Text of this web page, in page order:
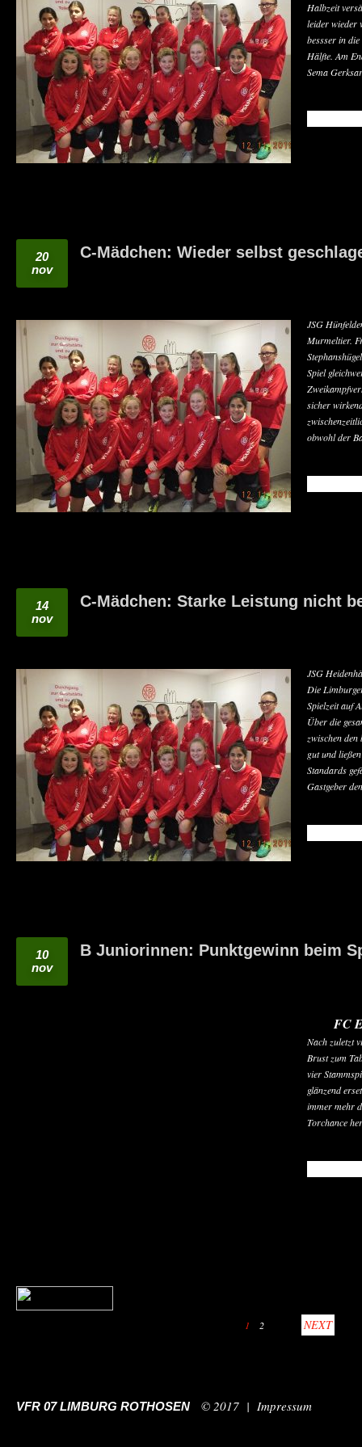
Halbzeit
leider wieder
bessser in
Hälfte. Am
Sema
20
nov
C-Mädchen: Wieder selbst
JSG
Murmeltier.
Spiel
sicher
obwohl der
14
nov
C-Mädchen: Starke Leistung nicht
JSG
Die
Spielzeit auf
Über die
zwischen
gut und
Standards
Gastgeber den
10
nov
B Juniorinnen: Punktgewinn beim
FC
Nach zuletzt
Brust zum
vier
glänzend
immer mehr
Torchance
1 2 NEXT
VFR 07 LIMBURG ROTHOSEN © 2017 | Impressum